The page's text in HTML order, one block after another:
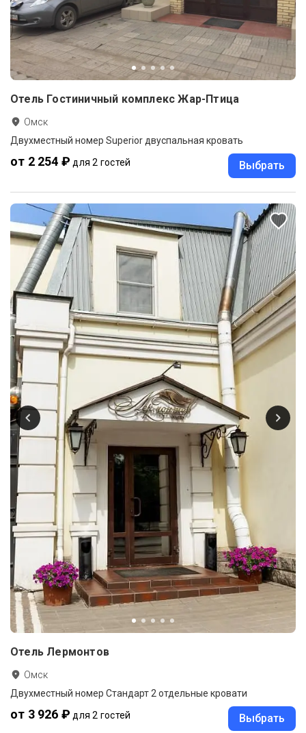
Отель Гостиничный комплекс Жар-Птица
Омск
Двухместный номер Superior двуспальная кровать
от 2 254 ₽ для 2 гостей Выбрать
Отель Лермонтов
Омск
Двухместный номер Стандарт 2 отдельные кровати
от 3 926 ₽ для 2 гостей Выбрать